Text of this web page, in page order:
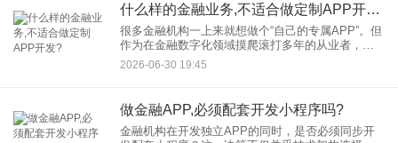
什么样的金融业务,不适合做定制APP开发?
很多金融机构一上来就想做个“自己的专属APP”。但
作为在金融数字化领域摸爬滚打多年的从业者，我
必须泼盆冷水：并不是所有金融业务，都适合一上
2026-06-30 19:45
做金融APP,必须配套开发小程序吗?
金融机构在开发独立APP的同时，是否必须同步开